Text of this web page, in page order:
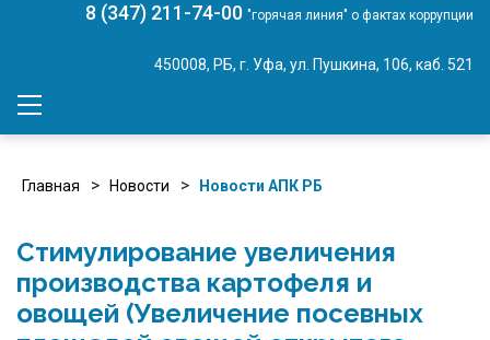
8 (347) 211-74-00 "горячая линия" о фактах коррупции
450008, РБ, г. Уфа, ул. Пушкина, 106, каб. 521
Главная > Новости > Новости АПК РБ
Стимулирование увеличения
производства картофеля и
овощей (Увеличение посевных